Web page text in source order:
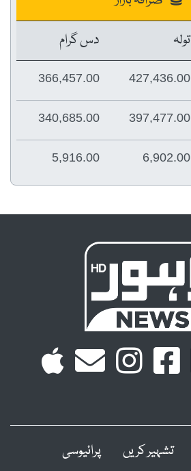
تولہ
دس گرام
427,436.00
366,457.00
397,477.00
340,685.00
6,902.00
5,916.00
تشہیر کریں پرائیوسی